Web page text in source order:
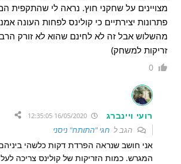
מצויינים על שחקני חוץ. נראה לי שהתקפית
פתרונות יצירתיים כי קולינס לפחות העונה
זריקות למשחק)
0
רועי ויינברג
הגב ל חגי "התותח" ניסני
אני חושב שנראה הפרדת דקות כלשהי
המגרש. כמות הזריקות של קולינס צריכה